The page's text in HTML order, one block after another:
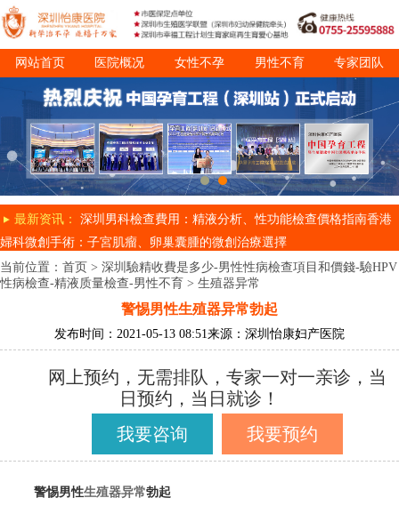
网站首页 医院概况 女性不孕 男性不育 专家团队
诊疗项目 就医指南
最新资讯： 深圳男科檢查費用：精液分析、性功能檢查價格指南香港
婦科微創手術：子宮肌瘤、卵巢囊腫的微創治療選擇
当前位置： 首页 > 深圳驗精收費是多少-男性性病檢查項目和價錢-驗HPV
性病檢查-精液质量檢查-男性不育 > 生殖器异常
警惕男性生殖器异常勃起
发布时间：2021-05-13 08:51来源：深圳怡康妇产医院
网上预约，无需排队，专家一对一亲诊，当
日预约，当日就诊！
我要咨询
我要预约
警惕男性生殖器异常勃起